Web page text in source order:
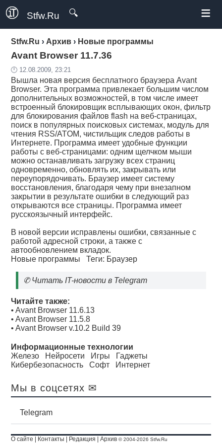
Stfw.Ru 🔍 ≡
Stfw.Ru › Архив › Новые программы
Avant Browser 11.7.36
🕛 12.08.2009, 23:21
Вышла новая версия бесплатного браузера Avant
Browser. Эта программа привлекает большим числом
дополнительных возможностей, в том числе имеет
встроенный блокировщик всплывающих окон, фильтр
для блокирования файлов flash на веб-страницах,
поиск в популярных поисковых системах, модуль для
чтения RSS/ATOM, чистильщик следов работы в
Интернете. Программа имеет удобные функции
работы с веб-страницами: одним щелчком мыши
можно останавливать загрузку всех страниц
одновременно, обновлять их, закрывать или
переупорядочивать. Браузер имеет систему
восстановления, благодаря чему при внезапном
закрытии в результате ошибки в следующий раз
открываются все страницы. Программа имеет
русскоязычный интерфейс.
В новой версии исправлены ошибки, связанные с
работой адресной строки, а также с
автообновлением вкладок.
Новые программы Теги: Браузер
✆Читать IT-новости в Telegram
Читайте также:
•Avant Browser 11.6.13
•Avant Browser 11.5.8
•Avant Browser v.10.2 Build 39
Информационные технологии
Железо
Нейросети Игры
Гаджеты
Кибербезопасность
Софт Интернет
Мы в соцсетях ✉
Telegram
О сайте Контакты Редакция |Архив © 2004-2026 Stfw.Ru